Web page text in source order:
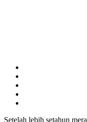
Setelah lebih setahun